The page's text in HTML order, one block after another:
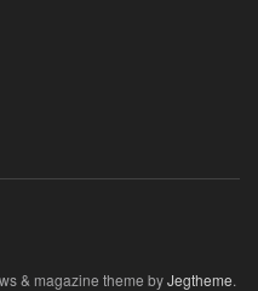
& magazine theme byJegtheme.